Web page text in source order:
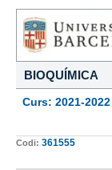
BIOQUÍMICA
Curs: 2021-
Codi: 361555